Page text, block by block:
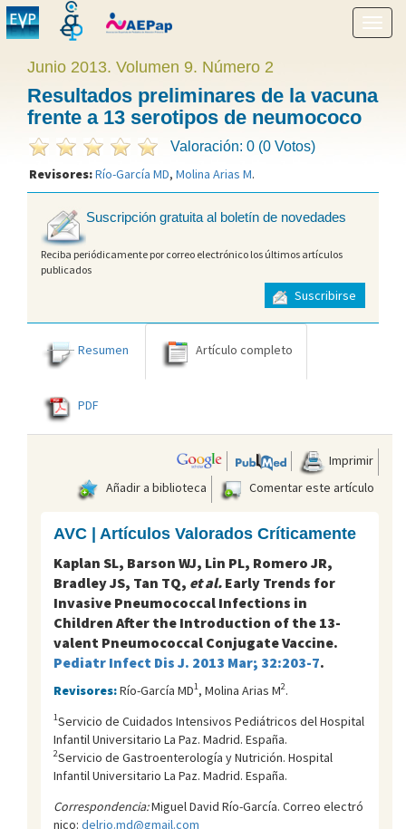
menú
Junio 2013. Volumen 9. Número 2
Resultados preliminares de la vacuna
frente a 13 serotipos de neumococo
Valoración: 0 (0 Votos)
Revisores:Río-García MD, Molina Arias M.
Suscripción gratuita al boletín de novedades
Reciba periódicamente por correo electrónico los últimos artículos
publicados
Suscribirse
Resumen Artículo completo
PDF
Imprimir
Añadir a biblioteca
Comentar este artículo
AVC | Artículos Valorados Críticamente
Kaplan SL, Barson WJ, Lin PL, Romero JR,
Bradley JS, Tan TQ, et al. Early Trends for
Invasive Pneumococcal Infections in
Children After the Introduction of the 13-
valent Pneumococcal Conjugate Vaccine.
Pediatr Infect Dis J. 2013 Mar; 32:203-7.
Revisores:Río-García MD1, Molina Arias M2.
1Servicio de Cuidados Intensivos Pediátricos del Hospital
Infantil Universitario La Paz. Madrid. España.
2Servicio de Gastroenterología y Nutrición. Hospital
Infantil Universitario La Paz. Madrid. España.
Correspondencia:Miguel David Río-García. Correo electró
nico: delrio.md@gmail.com